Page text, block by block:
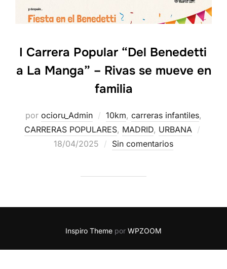
I Carrera Popular “Del Benedetti
a La Manga” – Rivas se mueve en
familia
por ocioru_Admin 10km, carreras infantiles,
CARRERAS POPULARES, MADRID, URBANA
18/04/2025
Sin comentarios
Inspiro Theme por WPZOOM